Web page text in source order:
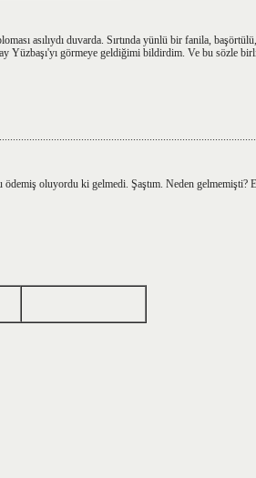
asılıydı duvarda. Sırtında yünlü bir fanila,
Yüzbaşı'yı görmeye geldiğimi bildirdim. Ve bu sözle
oluyordu ki gelmedi. Şaştım. Neden gelmemişti?